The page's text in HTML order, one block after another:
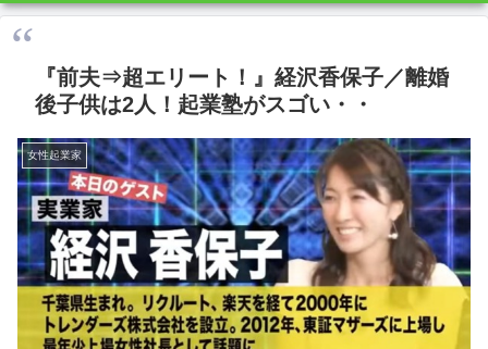
『前夫⇒超エリート！』経沢香保子／離婚
後子供は2人！起業塾がスゴい・・
女性起業家